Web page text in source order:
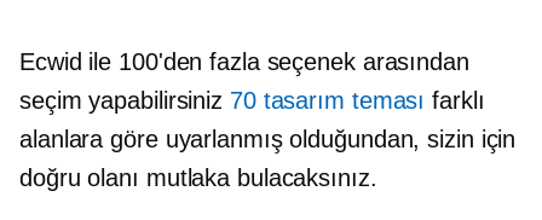
Ecwid ile 100'den fazla seçenek arasından
seçim yapabilirsiniz 70 tasarım teması farklı
alanlara göre uyarlanmış olduğundan, sizin için
doğru olanı mutlaka bulacaksınız.